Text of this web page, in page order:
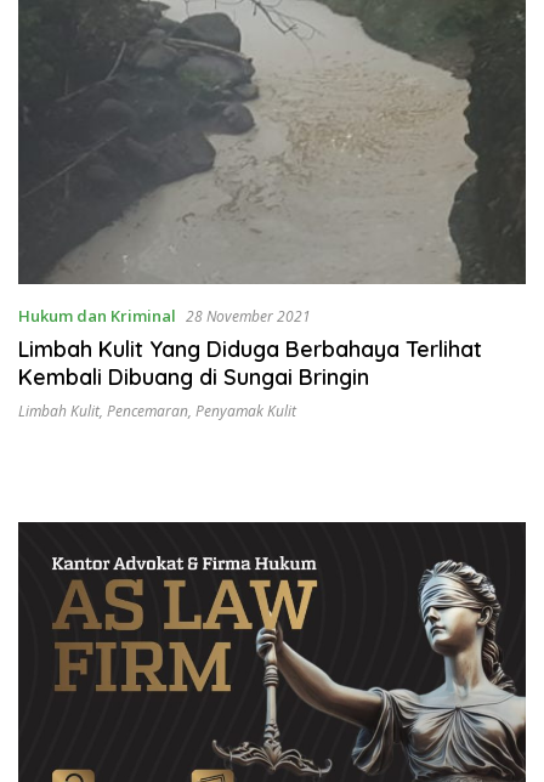
Hukum dan Kriminal 28 November 2021
Limbah Kulit Yang Diduga Berbahaya Terlihat
Kembali Dibuang di Sungai Bringin
Limbah Kulit, Pencemaran, Penyamak Kulit